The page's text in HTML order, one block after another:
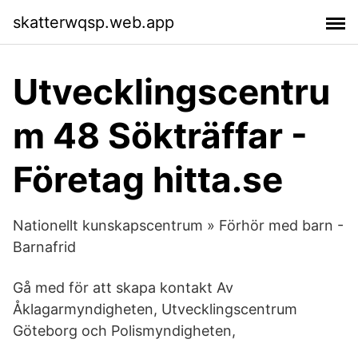
skatterwqsp.web.app
Utvecklingscentru
m 48 Sökträffar -
Företag hitta.se
Nationellt kunskapscentrum » Förhör med barn -
Barnafrid
Gå med för att skapa kontakt Av
Åklagarmyndigheten, Utvecklingscentrum
Göteborg och Polismyndigheten,